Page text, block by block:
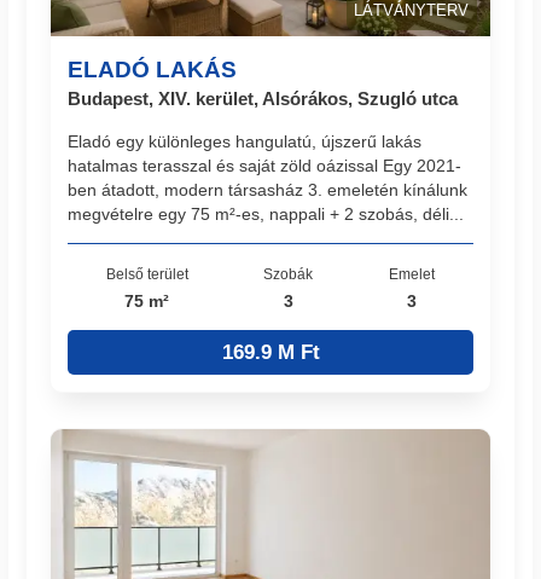
LÁTVÁNYTERV
ELADÓ LAKÁS
Budapest, XIV. kerület, Alsórákos, Szugló utca
Eladó egy különleges hangulatú, újszerű lakás
hatalmas terasszal és saját zöld oázissal Egy 2021-
ben átadott, modern társasház 3. emeletén kínálunk
megvételre egy 75 m²-es, nappali + 2 szobás, déli...
Belső terület
75 m²
Szobák
3
Emelet
3
169.9 M Ft